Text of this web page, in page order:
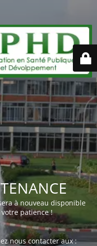
à nouveau disponible
patience !
nous contacter aux :